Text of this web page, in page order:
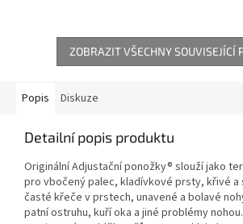
ZOBRAZIT VŠECHNY SOUVISEJÍCÍ
Popis Diskuze
Detailní popis produktu
Originální Adjustační ponožky® slouží jako
pro vbočený palec, kladívkové prsty, křivé
časté křeče v prstech, unavené a bolavé
patní ostruhu, kuří oka a jiné problémy